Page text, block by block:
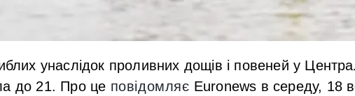
унаслідок проливних дощів і повеней у
до 21. Про це повідомляє Euronews в середу, 18